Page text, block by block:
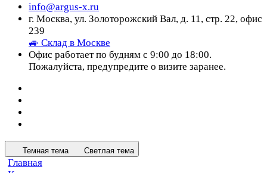
info@argus-x.ru
г. Москва, ул. Золоторожский Вал, д. 11, стр. 22, офис
239
🚙 Склад в Москве
Офис работает по будням с 9:00 до 18:00.
Пожалуйста, предупредите о визите заранее.
Темная тема Светлая тема
Главная